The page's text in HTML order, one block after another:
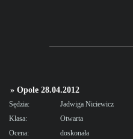
» Opole 28.04.2012
Sędzia:
Jadwiga Niciewicz
Klasa:
Otwarta
Ocena:
doskonała